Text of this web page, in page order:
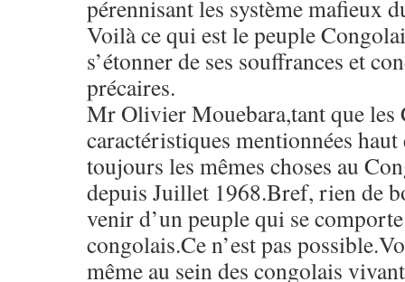
pérennisant les système mafieux
Voilà ce qui est le peuple
s’étonner de ses souffrances et
précaires.
Mr Olivier Mouebara,tant que les
caractéristiques mentionnées
toujours les mêmes choses au
depuis Juillet 1968.Bref, rien de
venir d’un peuple qui se
congolais.Ce n’est pas
même au sein des congolais